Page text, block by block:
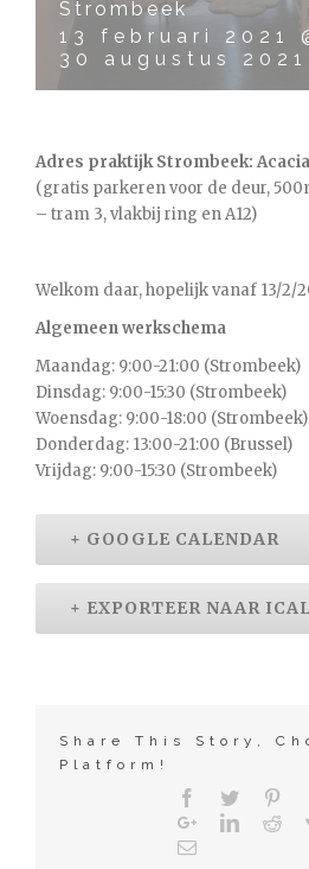
Strombeek
13 februari 2021
30 augustus 2021
Adres praktijk Strombeek:
(gratis parkeren voor de deur,
– tram 3, vlakbij ring en A12)
Welkom daar, hopelijk vanaf 13/2/
Algemeen werkschema
Maandag: 9:00-21:00 (Strombeek)
Dinsdag: 9:00-15:30 (Strombeek)
Woensdag: 9:00-18:00 (Strombeek)
Donderdag: 13:00-21:00 (Brussel)
Vrijdag: 9:00-15:30 (Strombeek)
+ GOOGLE CALENDAR
+ EXPORTEER NAAR ICAL
Share This Story,
Platform!